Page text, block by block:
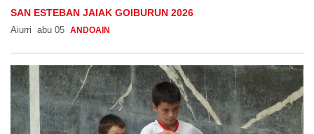
SAN ESTEBAN JAIAK GOIBURUN 2026
Aiurri abu 05 ANDOAIN